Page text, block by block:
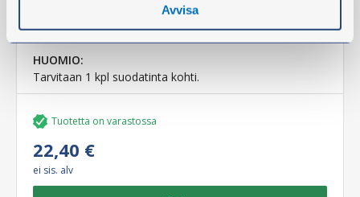
Avvisa
Tiivistesarja polttoainesuodatin
HUOMIO:
Tarvitaan 1 kpl suodatinta kohti.
Tuotetta on varastossa
22,40 €
ei sis. alv